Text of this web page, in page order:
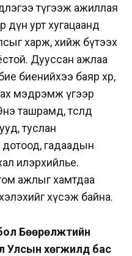
түгээж ажиллая
дүн урт хугацаанд
харж, хийж бүтээх
Дууссан ажлаа
биенийхээ баяр хөөр,
мэдрэмж үгээр
ташрамд, төсөлд
туслан
дотоод, гадаадын
илэрхийлье.
ажлыг хамтдаа
хүсэж байна.
Бөөрөлжүүтийн
Улсын хөгжилд бас